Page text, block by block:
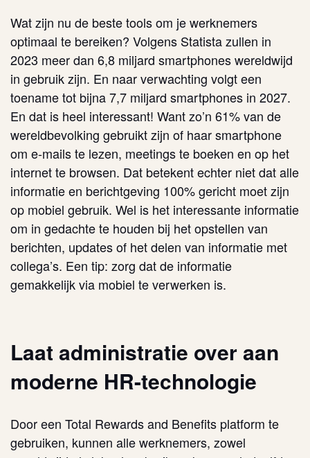
Wat zijn nu de beste tools om je werknemers
optimaal te bereiken? Volgens Statistazullen in
2023 meer dan 6,8 miljard smartphones wereldwijd
in gebruik zijn. En naar verwachting volgt een
toename tot bijna 7,7 miljard smartphones in 2027.
En dat is heel interessant! Want zo’n 61% van de
wereldbevolking gebruikt zijn of haar smartphone
om e-mails te lezen, meetings te boeken en op het
internet te browsen. Dat betekent echter niet dat alle
informatie en berichtgeving 100% gericht moet zijn
op mobiel gebruik. Wel is het interessante informatie
om in gedachte te houden bij het opstellen van
berichten, updates of het delen van informatie met
collega’s. Een tip: zorg dat de informatie
gemakkelijk via mobiel te verwerken is.
Laat administratie over aan
moderne HR-technologie
Door een Total Rewards and Benefits platform te
gebruiken, kunnen alle werknemers, zowel